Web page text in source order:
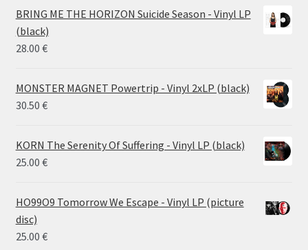
14.50 €
BRING ME THE HORIZON Suicide Season - Vinyl LP
(black)
28.00 €
MONSTER MAGNET Powertrip - Vinyl 2xLP (black)
30.50 €
KORN The Serenity Of Suffering - Vinyl LP (black)
25.00 €
HO99O9 Tomorrow We Escape - Vinyl LP (picture
disc)
25.00 €